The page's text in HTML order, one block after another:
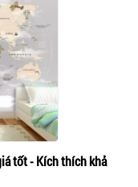
tốt - Kích thích khả